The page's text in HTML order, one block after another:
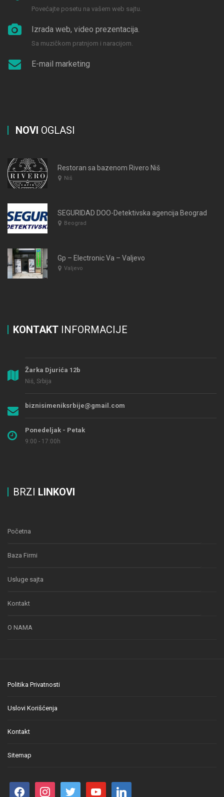
Povećajte posetu na vašem web sajtu.
Izrada web, video prezentacija.
Sa muzičkom pratnjom i naracijom.
E-mail marketing
NOVI OGLASI
Restoran sa bazenom Rivero Niš
Niš
SEGURIDAD DOO-Detektivska agencija Beograd
Beograd
Gp – Electronic Va – Valjevo
Valjevo
KONTAKT INFORMACIJE
Žarka Djurića 12b
Niš, Srbija
biznisimeniksrbije@gmail.com
Ponedeljak - Petak
9:00 - 17:00h
BRZI LINKOVI
Početna
Baza Firmi
Usluge sajta
Kontakt
O NAMA
Politika Privatnosti
Uslovi Korišćenja
Kontakt
Sitemap